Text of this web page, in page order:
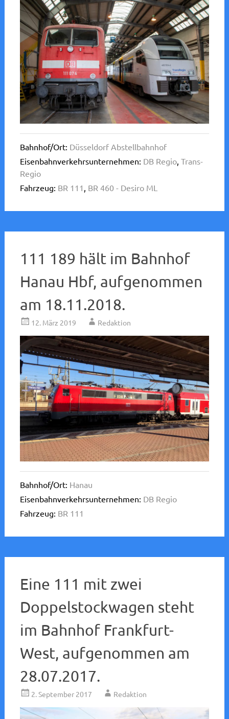
Bahnhof/Ort: Düsseldorf Abstellbahnhof
Eisenbahnverkehrsunternehmen: DB Regio, Trans-
Regio
Fahrzeug: BR 111 BR 460 - Desiro ML
111 189 hält im Bahnhof
Hanau Hbf, aufgenommen
am 18.11.2018.
12. März 2019 Redaktion
Bahnhof/Ort: Hanau
Eisenbahnverkehrsunternehmen: DB Regio
Fahrzeug: BR 111
Eine 111 mit zwei
Doppelstockwagen steht
im Bahnhof Frankfurt-
West, aufgenommen am
28.07.2017.
2. September 2017 Redaktion